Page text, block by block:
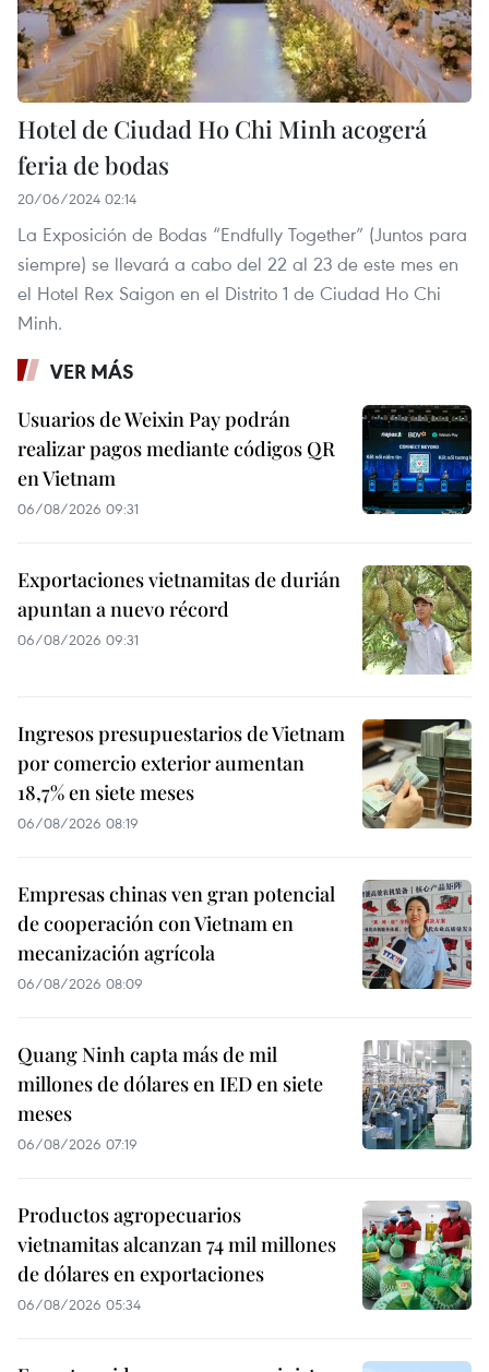
Hotel de Ciudad Ho Chi Minh acogerá
feria de bodas
20/06/2024 02:14
La Exposición de Bodas “Endfully Together” (Juntos para
siempre) se llevará a cabo del 22 al 23 de este mes en
el Hotel Rex Saigon en el Distrito 1 de Ciudad Ho Chi
Minh.
VER MÁS
Usuarios de Weixin Pay podrán
realizar pagos mediante códigos QR
en Vietnam
06/08/2026 09:31
Exportaciones vietnamitas de durián
apuntan a nuevo récord
06/08/2026 09:31
Ingresos presupuestarios de Vietnam
por comercio exterior aumentan
18,7% en siete meses
06/08/2026 08:19
Empresas chinas ven gran potencial
de cooperación con Vietnam en
mecanización agrícola
06/08/2026 08:09
Quang Ninh capta más de mil
millones de dólares en IED en siete
meses
06/08/2026 07:19
Productos agropecuarios
vietnamitas alcanzan 74 mil millones
de dólares en exportaciones
06/08/2026 05:34